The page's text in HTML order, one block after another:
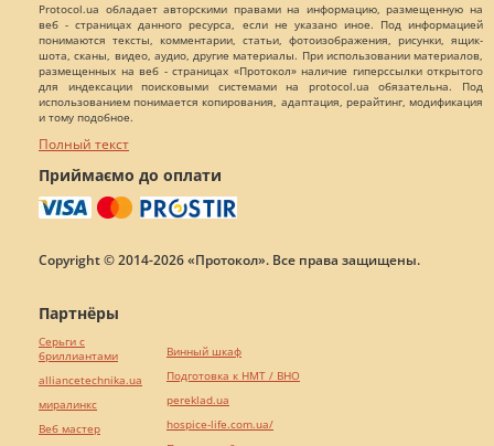
Protocol.ua обладает авторскими правами на информацию, размещенную на
веб - страницах данного ресурса, если не указано иное. Под информацией
понимаются тексты, комментарии, статьи, фотоизображения, рисунки, ящик-
шота, сканы, видео, аудио, другие материалы. При использовании материалов,
размещенных на веб - страницах «Протокол» наличие гиперссылки открытого
для индексации поисковыми системами на protocol.ua обязательна. Под
использованием понимается копирования, адаптация, рерайтинг, модификация
и тому подобное.
Полный текст
Приймаємо до оплати
Copyright © 2014-2026 «Протокол». Все права защищены.
Партнёры
Серьги с
бриллиантами
alliancetechnika.ua
миралинкс
Веб мастер
Винный шкаф
Подготовка к НМТ / ВНО
pereklad.ua
hospice-life.com.ua/